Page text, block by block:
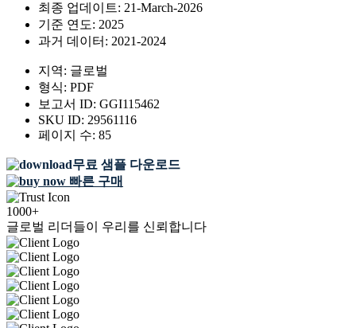
최종 업데이트: 21-March-2026
기준 연도: 2025
과거 데이터: 2021-2024
지역: 글로벌
형식: PDF
보고서 ID: GGI115462
SKU ID: 29561116
페이지 수: 85
무료 샘플 다운로드
빠른 구매
1000+
글로벌 리더들이 우리를 신뢰합니다